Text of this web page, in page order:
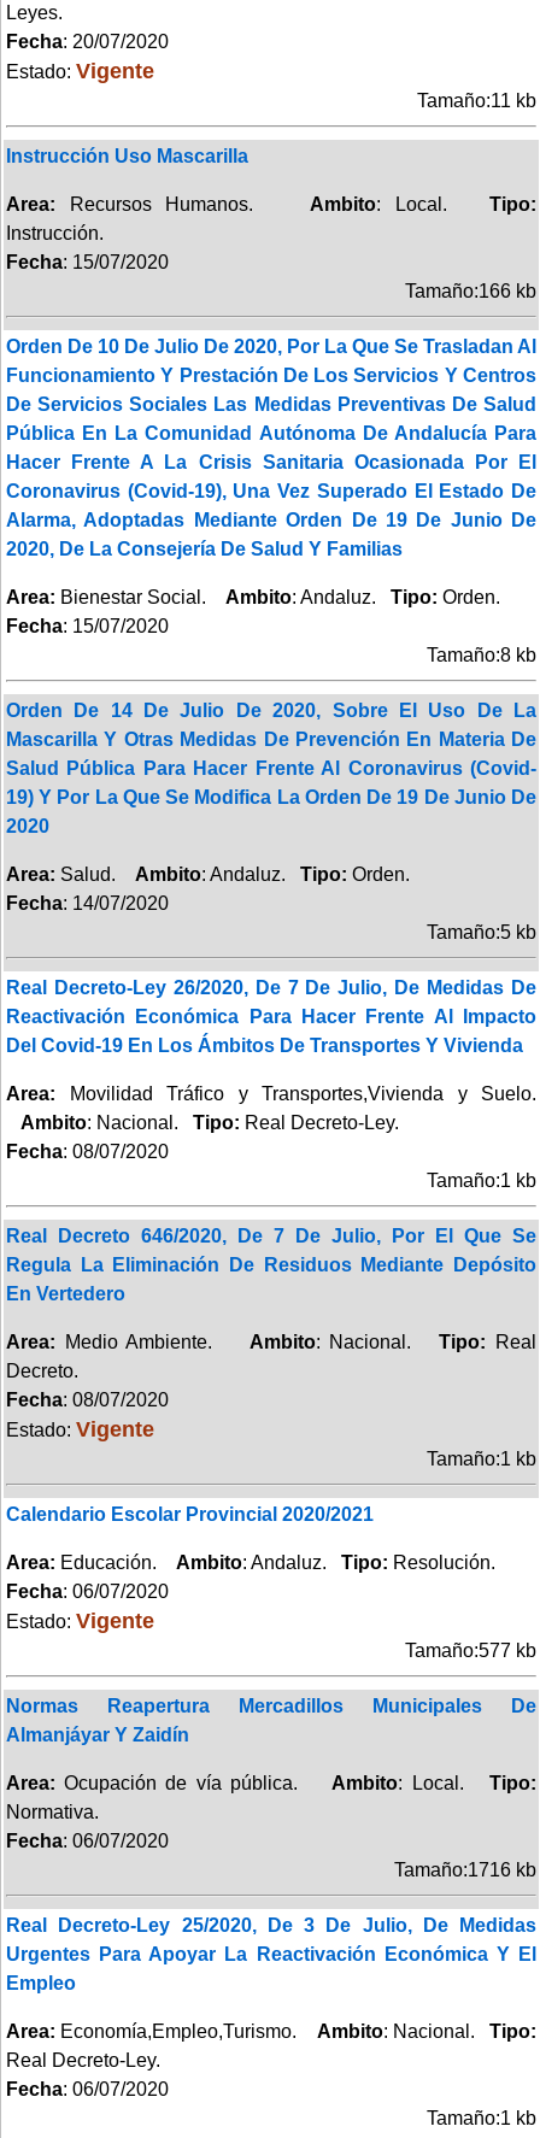
Leyes.
Fecha: 20/07/2020
Estado: Vigente
Tamaño:11 kb
Instrucción Uso Mascarilla
Area: Recursos Humanos. Ambito: Local.Tipo:
Instrucción.
Fecha: 15/07/2020
Tamaño:166 kb
Orden De 10 De Julio De 2020, Por La Que Se Trasladan Al
Funcionamiento Y Prestación De Los Servicios Y Centros
De Servicios Sociales Las Medidas Preventivas De Salud
Pública En La Comunidad Autónoma De Andalucía Para
Hacer Frente A La Crisis Sanitaria Ocasionada Por El
Coronavirus (Covid-19), Una Vez Superado El Estado De
Alarma, Adoptadas Mediante Orden De 19 De Junio De
2020, De La Consejería De Salud Y Familias
Area: Bienestar Social. Ambito: Andaluz. Tipo: Orden.
Fecha: 15/07/2020
Tamaño:8 kb
Orden De 14 De Julio De 2020, Sobre El Uso De La
Mascarilla Y Otras Medidas De Prevención En Materia De
Salud Pública Para Hacer Frente Al Coronavirus (Covid-
19) Y Por La Que Se Modifica La Orden De 19 De Junio De
2020
Area: Salud. Ambito: Andaluz. Tipo: Orden.
Fecha: 14/07/2020
Tamaño:5 kb
Real Decreto-Ley 26/2020, De 7 De Julio, De Medidas De
Reactivación Económica Para Hacer Frente Al Impacto
Del Covid-19 En Los Ámbitos De Transportes Y Vivienda
Area: Movilidad Tráfico y Transportes,Vivienda y Suelo.
Ambito: Nacional. Tipo: Real Decreto-Ley.
Fecha: 08/07/2020
Tamaño:1 kb
Real Decreto 646/2020, De 7 De Julio, Por El Que Se
Regula La Eliminación De Residuos Mediante Depósito
En Vertedero
Area: Medio Ambiente. Ambito: Nacional.Tipo:
Real
Decreto.
Fecha: 08/07/2020
Estado: Vigente
Tamaño:1 kb
Calendario Escolar Provincial 2020/2021
Area: Educación. Ambito: Andaluz. Tipo: Resolución.
Fecha: 06/07/2020
Estado: Vigente
Tamaño:577 kb
Normas Reapertura Mercadillos Municipales De
Almanjáyar Y Zaidín
Area: Ocupación de vía pública. Ambito: Local.Tipo:
Normativa.
Fecha: 06/07/2020
Tamaño:1716 kb
Real Decreto-Ley 25/2020, De 3 De Julio, De Medidas
Urgentes Para Apoyar La Reactivación Económica Y El
Empleo
Area: Economía,Empleo,Turismo. Ambito: Nacional.Tipo:
Real Decreto-Ley.
Fecha: 06/07/2020
Tamaño:1 kb